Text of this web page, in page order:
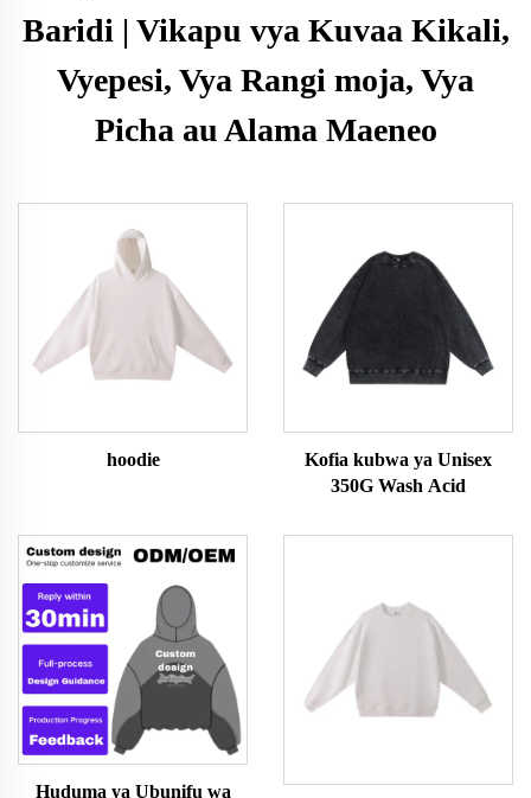
Baridi | Vikapu vya Kuvaa Kikali,
Vyepesi, Vya Rangi moja, Vya
Picha au Alama Maeneo
hoodie
Kofia kubwa ya Unisex
350G Wash Acid
Huduma ya Ubunifu wa